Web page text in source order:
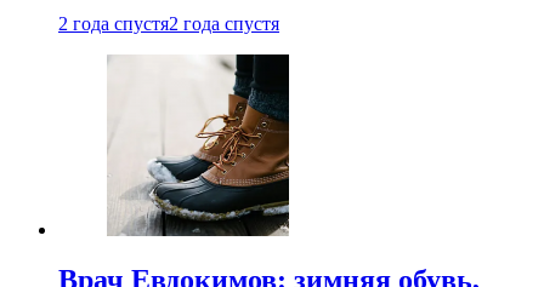
2 года спустя2 года спустя
Врач Евдокимов: зимняя обувь,